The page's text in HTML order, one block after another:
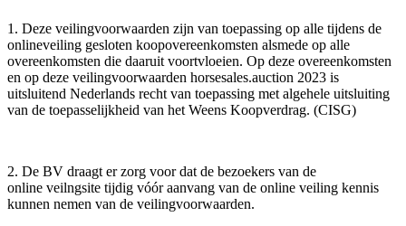
1. Deze veilingvoorwaarden zijn van toepassing op alle tijdens de
onlineveiling gesloten koopovereenkomsten alsmede op alle
overeenkomsten die daaruit voortvloeien. Op deze overeenkomsten
en op deze veilingvoorwaarden horsesales.auction 2023 is
uitsluitend Nederlands recht van toepassing met algehele uitsluiting
van de toepasselijkheid van het Weens Koopverdrag. (CISG)
2. De BV draagt er zorg voor dat de bezoekers van de
online veilngsite tijdig vóór aanvang van de online veiling kennis
kunnen nemen van de veilingvoorwaarden.